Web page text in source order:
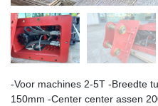
-Voor machines 2-5T -Breedte
150mm -Center center assen